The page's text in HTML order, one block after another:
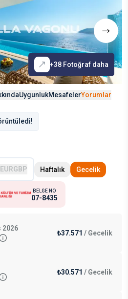
+38 Fotoğraf daha
UygunlukMesafelerYorumlar
EURGBP Haftalık Gecelik
BELGE NO
07-8435
2026
₺37.571 / Gecelik
₺30.571 / Gecelik